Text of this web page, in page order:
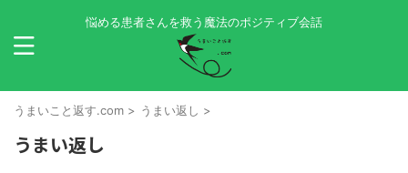
悩める患者さんを救う魔法のポジティブ会話
うまいこと返す.com > うまい返し >
うまい返し